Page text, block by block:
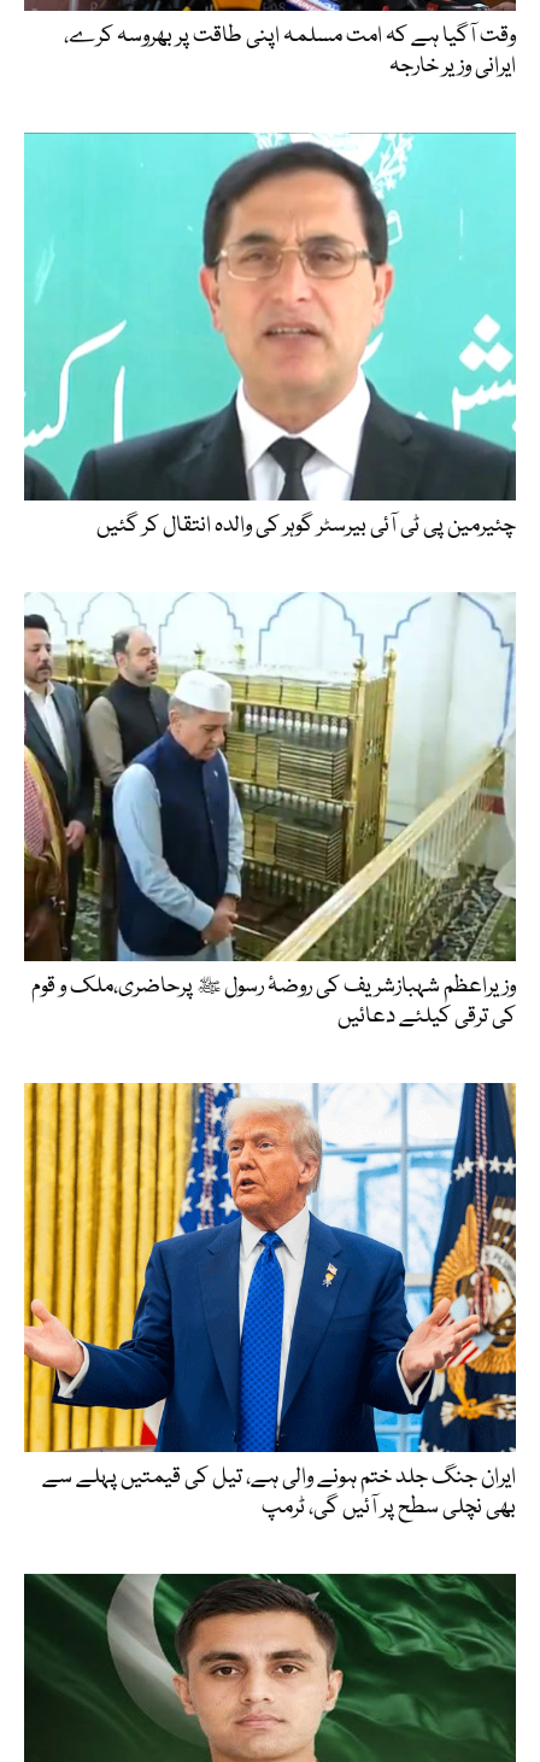
وقت آگیا ہے کہ امت مسلمہ اپنی طاقت پر بھروسہ کرے،
ایرانی وزیر خارجہ
چئیرمین پی ٹی آئی بیرسٹر گوہر کی والدہ انتقال کر گئیں
وزیراعظم شہبازشریف کی روضۂ رسول ﷺ پرحاضری،ملک و قوم
کی ترقی کیلئے دعائیں
ایران جنگ جلد ختم ہونے والی ہے، تیل کی قیمتیں پہلے سے
بھی نچلی سطح پر آئیں گی، ٹرمپ